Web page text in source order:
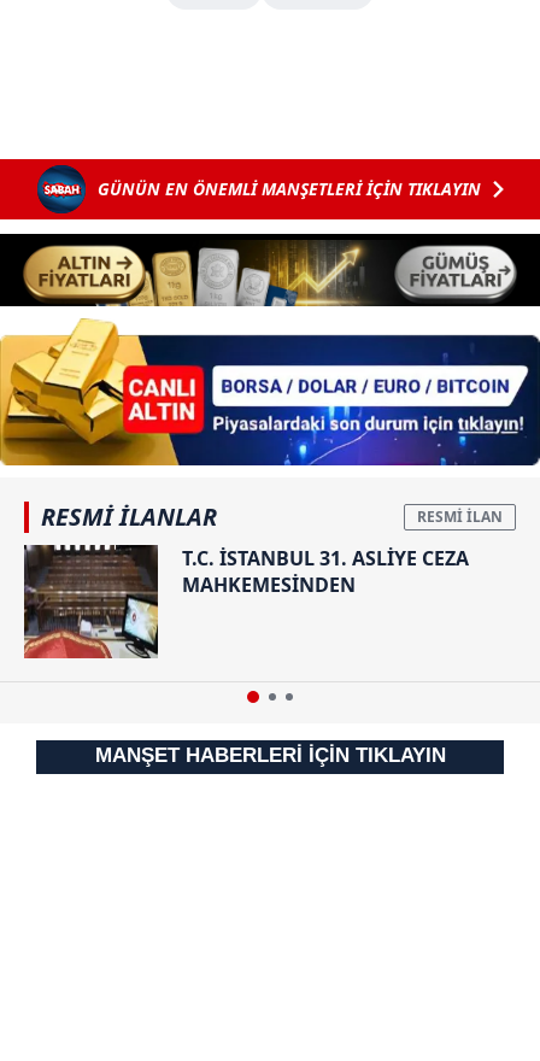
GÜNÜN EN ÖNEMLİ MANŞETLERİ İÇİN TIKLAYIN
RESMİ İLANLAR
T.C. İSTANBUL 31. ASLİYE CEZA
MAHKEMESİNDEN
MANŞET HABERLERİ İÇİN TIKLAYIN